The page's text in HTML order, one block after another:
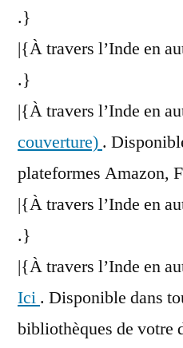
.}
|{À travers l’Inde en
.}
|{À travers l’Inde en
couverture) .
plateformes Amazon,
|{À travers l’Inde en
.}
|{À travers l’Inde en
Ici . Disponible dans
bibliothèques de votre